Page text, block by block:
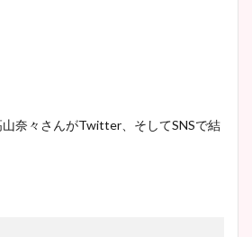
奈々さんがTwitter、そしてSNSで結